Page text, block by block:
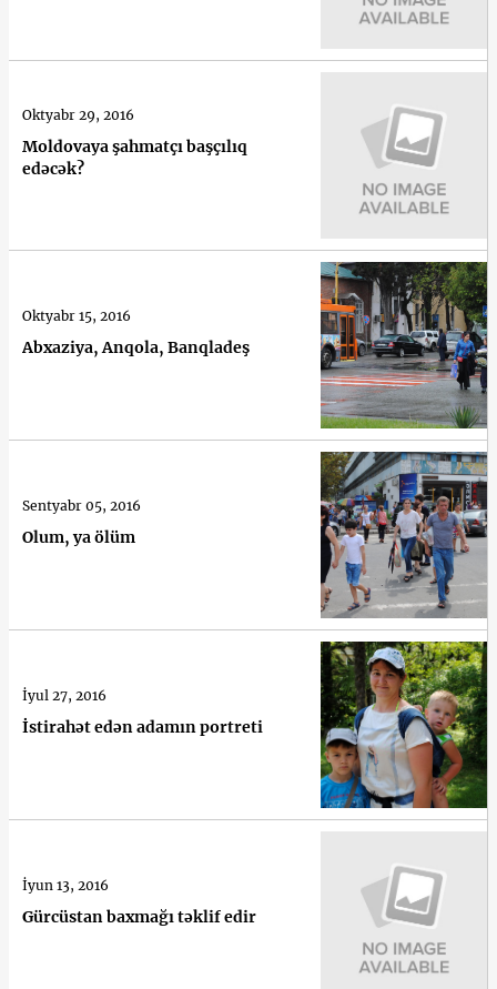
Moldovaya şahmatçı başçılıq
edəcək?
Oktyabr 29, 2016
Abxaziya, Anqola, Banqladeş
Oktyabr 15, 2016
Olum, ya ölüm
Sentyabr 05, 2016
İstirahət edən adamın portreti
İyul 27, 2016
Gürcüstan baxmağı təklif edir
İyun 13, 2016